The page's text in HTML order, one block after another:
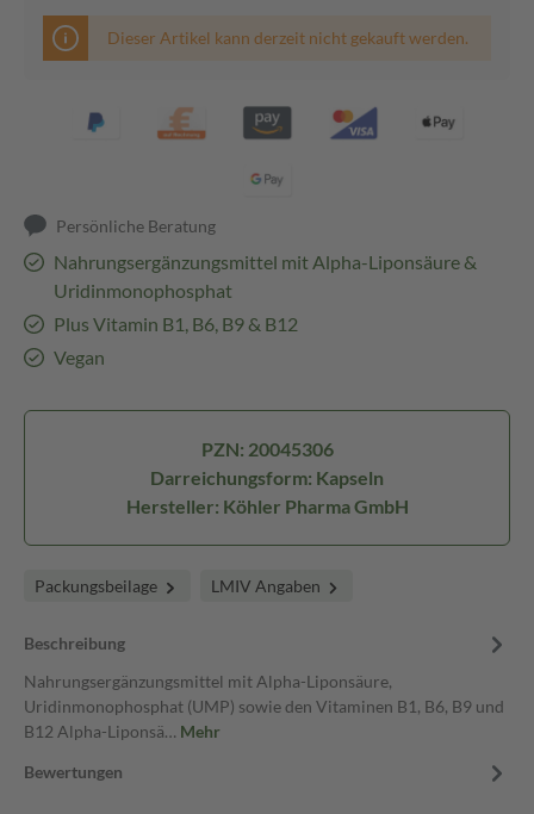
Dieser Artikel kann derzeit nicht gekauft werden.
Persönliche Beratung
Nahrungsergänzungsmittel mit Alpha-Liponsäure &
Uridinmonophosphat
Plus Vitamin B1, B6, B9 & B12
Vegan
PZN: 20045306
Darreichungsform: Kapseln
Hersteller: Köhler Pharma GmbH
Packungsbeilage LMIV Angaben
Beschreibung
Nahrungsergänzungsmittel mit Alpha-Liponsäure,
Uridinmonophosphat (UMP) sowie den Vitaminen B1, B6, B9 und
B12 Alpha-Liponsä… Mehr
Bewertungen